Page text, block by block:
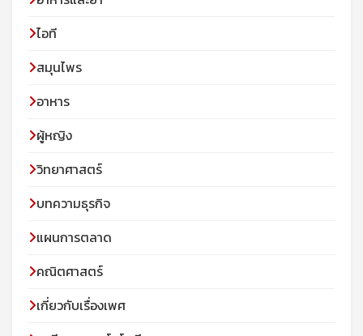
ไอที
สมุนไพร
อาหาร
ผู้หญิง
วิทยาศาสตร์
บทความธุรกิจ
แผนการตลาด
คณิตศาสตร์
เกี่ยวกับเรื่องเพศ